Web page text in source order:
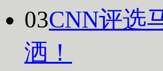
03CNN评选
洒！